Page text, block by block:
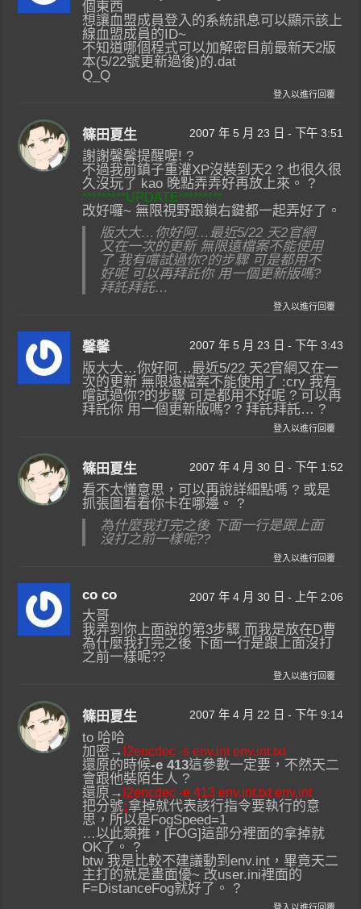
個東西
想讓血盟成員登入的系統訊息可以顯示該上
線血盟成員的ID~
不知道哪個程式可以加解密目前最新天2版
本(5/22號更新過後)的.dat
Q_Q
登入以進行回覆
篠田夏生 2007 年 5 月 23 日 - 下午 3:51
謝謝馨馨提醒喔! ?
不過我前鎮子重灌XP沒裝到天2 ? 也很久很
久沒玩了 kao 晚點弄弄好再放上來。 ?
*********UPDATE*********
改好囉~ 無限視野跟鎖右鍵都一起弄好了。
版大大…你好阿…最近5/22 天2官網
又在一次的更新 無限遠檔案不能使用
了 我有嚐試過你?的步驟 可是都用不
好呢 可以再拜託你 用一個更新版嗎?
拜託拜託…
登入以進行回覆
馨馨 2007 年 5 月 23 日 - 下午 3:43
版大大…你好阿…最近5/22 天2官網又在一
次的更新 無限遠檔案不能使用了 :cry 我有
嚐試過你?的步驟 可是都用不好呢 ? 可以再
拜託你 用一個更新版嗎? ? 拜託拜託… ?
登入以進行回覆
篠田夏生 2007 年 4 月 30 日 - 下午 1:52
看不太懂意思，可以再說詳細點嗎 ? 或是
抓張圖看看你卡在哪邊。 ?
為什麼我打完之後 下面一行是跟上面
沒打之前一樣呢??
登入以進行回覆
co co 2007 年 4 月 30 日 - 上午 2:06
大哥
我弄到你上面說的第3步驟 而我是放在D曹
為什麼我打完之後 下面一行是跟上面沒打
之前一樣呢??
登入以進行回覆
篠田夏生 2007 年 4 月 22 日 - 下午 9:14
to 哈哈
加密→ l2encdec -s env.int env.int.txt
還原的時候-e 413這參數一定要，不然天二
會跟他裝陌生人 ?
還原→ l2encdec -e 413 env.int.txt env.int
把分號;拿掉就代表該行指令要執行的意
思，所以是FogSpeed=1
…以此類推，[FOG]這部分裡面的拿掉就
OK了。 ?
btw 我是比較不建議動到env.int，畢竟天二
主打的就是畫面優~ 改user.ini裡面的
F=DistanceFog就好了。 ?